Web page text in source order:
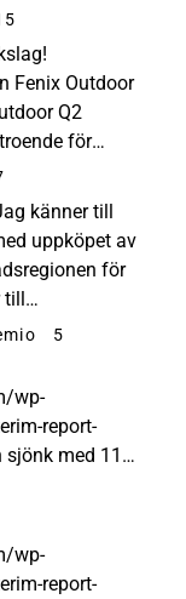
frilufts- och
Fenix Outdoor
Q2
för
nu.
att...
känner till
uppköpet av
för
till
och
Särskilt
5
wp-
report-
med 11,7
EPS med
positivt,
wp-
report-